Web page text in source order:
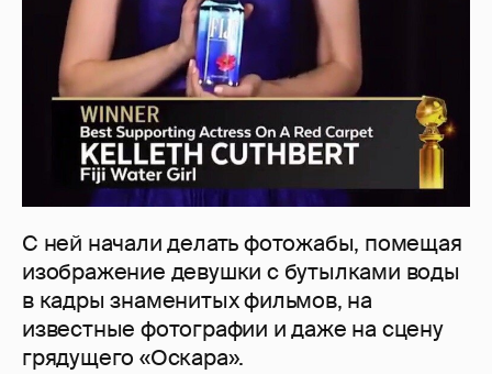
С ней начали делать фотожабы, помещая
изображение девушки с бутылками воды
в кадры знаменитых фильмов, на
известные фотографии и даже на сцену
грядущего «Оскара».